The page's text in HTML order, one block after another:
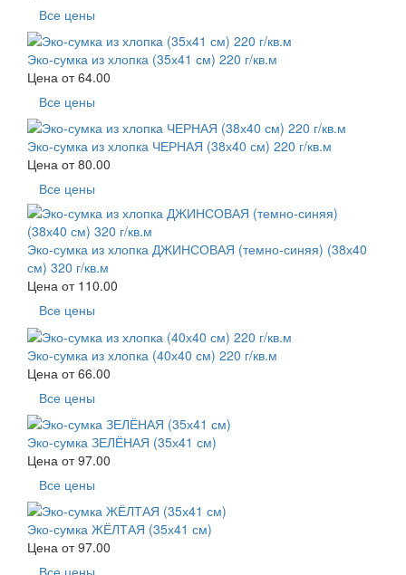
Все цены
Эко-сумка из хлопка (35х41 см) 220 г/кв.м
Цена от64.00
Все цены
Эко-сумка из хлопка ЧЕРНАЯ (38х40 см) 220 г/кв.м
Цена от80.00
Все цены
Эко-сумка из хлопка ДЖИНСОВАЯ (темно-синяя) (38х40
см) 320 г/кв.м
Цена от 110.00
Все цены
Эко-сумка из хлопка (40х40 см) 220 г/кв.м
Цена от66.00
Все цены
Эко-сумка ЗЕЛЁНАЯ (35х41 см)
Цена от97.00
Все цены
Эко-сумка ЖЁЛТАЯ (35х41 см)
Цена от97.00